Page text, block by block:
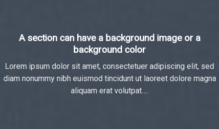
A section can have a background image or a
background color
Lorem ipsum dolor sit amet, consectetuer adipiscing elit, sed
diam nonummy nibh euismod tincidunt ut laoreet dolore magna
aliquam erat volutpat….